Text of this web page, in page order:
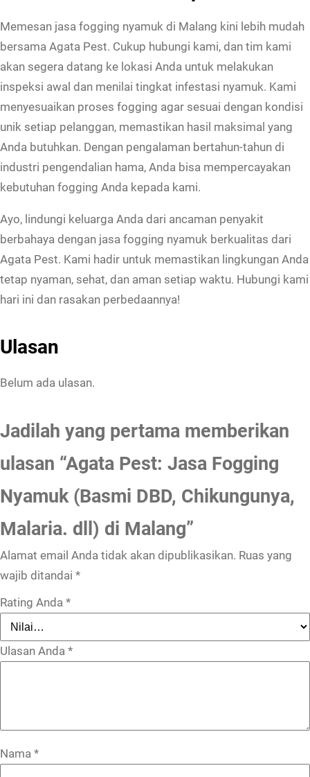
Memesan jasa fogging nyamuk di Malang kini lebih mudah
bersama Agata Pest. Cukup hubungi kami, dan tim kami
akan segera datang ke lokasi Anda untuk melakukan
inspeksi awal dan menilai tingkat infestasi nyamuk. Kami
menyesuaikan proses fogging agar sesuai dengan kondisi
unik setiap pelanggan, memastikan hasil maksimal yang
Anda butuhkan. Dengan pengalaman bertahun-tahun di
industri pengendalian hama, Anda bisa mempercayakan
kebutuhan fogging Anda kepada kami.
Ayo, lindungi keluarga Anda dari ancaman penyakit
berbahaya dengan jasa fogging nyamuk berkualitas dari
Agata Pest. Kami hadir untuk memastikan lingkungan Anda
tetap nyaman, sehat, dan aman setiap waktu. Hubungi kami
hari ini dan rasakan perbedaannya!
Ulasan
Belum ada ulasan.
Jadilah yang pertama memberikan
ulasan “Agata Pest: Jasa Fogging
Nyamuk (Basmi DBD, Chikungunya,
Malaria. dll) di Malang”
Alamat email Anda tidak akan dipublikasikan. Ruas yang
wajib ditandai *
Rating Anda *
Ulasan Anda *
Nama *